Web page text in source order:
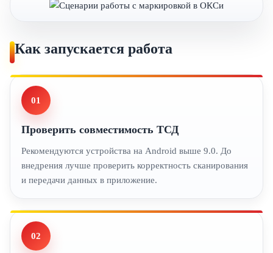
Как запускается работа
01
Проверить совместимость ТСД
Рекомендуются устройства на Android выше 9.0. До
внедрения лучше проверить корректность сканирования
и передачи данных в приложение.
02